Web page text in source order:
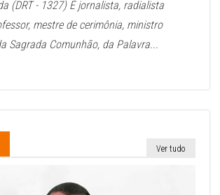
(DRT - 1327) É jornalista, radialista
mestre de cerimônia, ministro
Sagrada Comunhão, da Palavra...
Ver tudo